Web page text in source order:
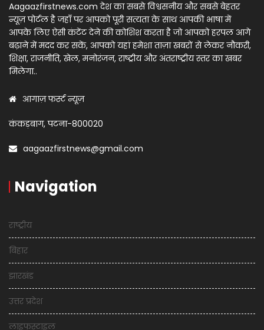
Aagaazfirstnews.com देश का सबसे विश्वसनीय और सबसे बेहतर
न्यूज़ पोर्टल है जहाँ पर आपको पूरी सत्यता के साथ आपकी भाषा में
आपके लिए ऐसी कंटेंट देने की कोशिश करता है जो आपको हरपल आगे
बढ़ाने में मदद कर सकें, आपको यहां हमेशा ताज़ा खबरों से लेकर नौकरी,
शिक्षा, राजनीति, खेल, मनोरंजन, राष्ट्रीय और अंतराष्ट्रीय स्तर का खबर
मिलेगा..
आगाज़ फर्स्ट न्यूज़
कंकड़बाग, पटना-800020
aagaazfirstnews@gmail.com
Navigation
राष्ट्रीय
बिहार
झारखंड
उत्तर प्रदेश
लाइफस्टाइल